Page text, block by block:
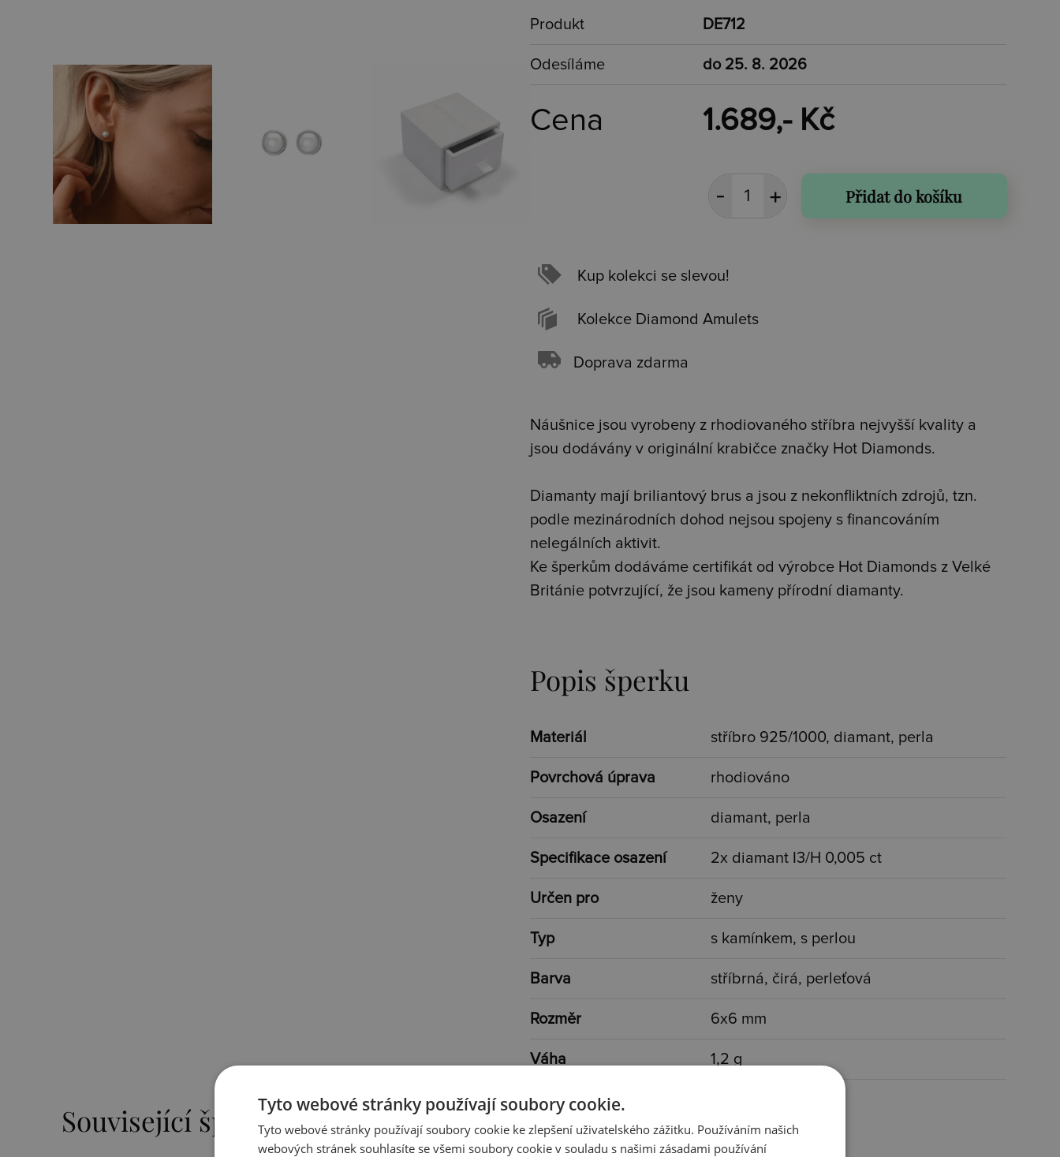
Produkt DE712
Odesíláme do 25. 8. 2026
Cena 1.689,- Kč
Přidat do košíku
Kup kolekci se slevou!
Kolekce Diamond Amulets
Doprava zdarma
Náušnice jsou vyrobeny z rhodiovaného stříbra nejvyšší kvality a
jsou dodávány v originální krabičce značky Hot Diamonds.
Diamanty mají briliantový brus a jsou z nekonfliktních zdrojů, tzn.
podle mezinárodních dohod nejsou spojeny s financováním
nelegálních aktivit.
Ke šperkům dodáváme certifikát od výrobce Hot Diamonds z Velké
Británie potvrzující, že jsou kameny přírodní diamanty.
Popis šperku
Materiál stříbro 925/1000, diamant, perla
Povrchová úprava rhodiováno
Osazení diamant, perla
Specifikace osazení 2x diamant I3/H 0,005 ct
Určen pro ženy
Typ s kamínkem, s perlou
Barva stříbrná, čirá, perleťová
Rozměr 6x6 mm
Váha 1,2 g
Související šperkyTyto webové stránky používají soubory cookie.
Tyto webové stránky používají soubory cookie ke zlepšení uživatelského zážitku. Používáním našich
webových stránek souhlasíte se všemi soubory cookie v souladu s našimi zásadami používání